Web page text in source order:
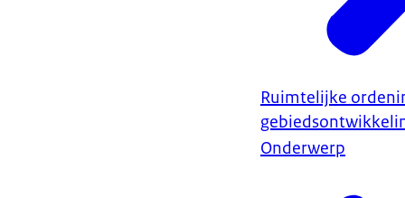
Ruimtelijke
Onderwerp